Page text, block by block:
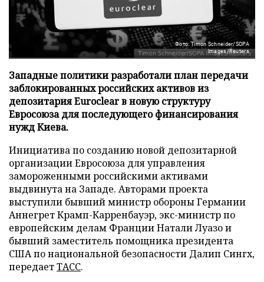
Фото: Timon Schneider/SOPA
Images/Reuters
Западные политики разработали план передачи
заблокированных российских активов из
депозитария Euroclear в новую структуру
Евросоюза для последующего финансирования
нужд Киева.
Инициатива по созданию новой депозитарной
организации Евросоюза для управления
замороженными российскими активами
выдвинута на Западе. Авторами проекта
выступили бывший министр обороны Германии
Аннегрет Крамп-Карренбауэр, экс-министр по
европейским делам Франции Натали Луазо и
бывший заместитель помощника президента
США по национальной безопасности Далип Сингх,
передаетТАСС.